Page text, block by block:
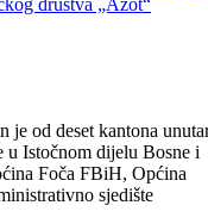
egzistencijalne